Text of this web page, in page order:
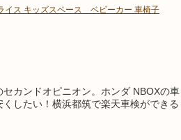
ス キッズスペース ベビーカー 車椅子
セカンドオピニオン。ホンダ NBOXの車
したい！横浜都筑で楽天車検ができる